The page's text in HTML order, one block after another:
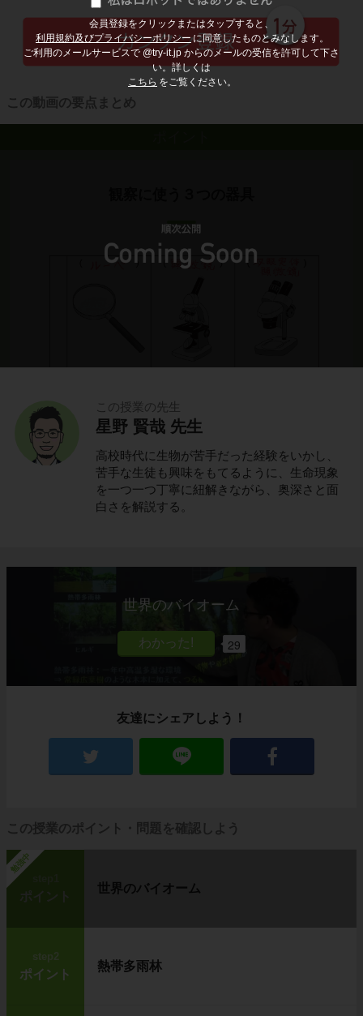
会員登録をクリックまたはタップすると、
利用規約及びプライバシーポリシー に同意したものとみなします。
ご利用のメールサービスで @try-it.jp からのメールの受信を許可して下さ
い。詳しくは
こちら をご覧ください。
この動画の要点まとめ
ポイントの解説授業
今回は「身近な生物の観察方法」をみていきま
手軽に観察できるルーペ
この授業の先生
星野 賢哉 先生
高校時代に生物が苦手だった経験をいかし、
苦手な生徒も興味をもてるように、生命現象
を一つ一つ丁寧に紐解きながら、奥深さと面
白さを解説する。
世界のバイオーム
29
友達にシェアしよう！
この授業のポイント・問題を確認しよう
勉強中
ポイント
世界のバイオーム
step2
ポイント
熱帯多雨林